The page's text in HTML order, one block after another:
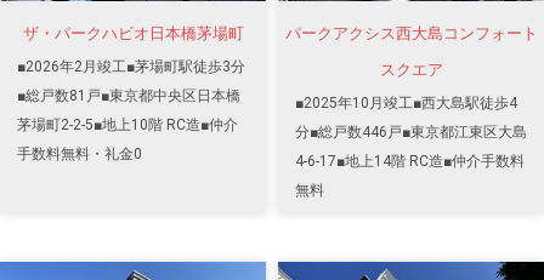
ザ・パークハビオ日本橋茅場町
■2026年2月竣工■茅場町駅徒歩3分
■総戸数81戸■東京都中央区日本橋
茅場町2-2-5■地上10階 RC造■仲介
手数料無料・礼金0
パークアクシス西大島コンフォート
スクエア
■2025年10月竣工■西大島駅徒歩4
分■総戸数446戸■東京都江東区大島
4-6-17■地上14階 RC造■仲介手数料
無料